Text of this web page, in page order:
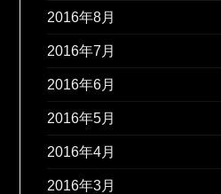
2016年8月
2016年7月
2016年6月
2016年5月
2016年4月
2016年3月